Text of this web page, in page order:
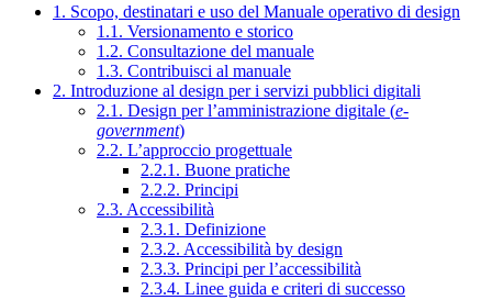
1. Scopo, destinatari e uso del Manuale operativo di design
1.1. Versionamento e storico
1.2. Consultazione del manuale
1.3. Contribuisci al manuale
2. Introduzione al design per i servizi pubblici digitali
2.1. Design per l’amministrazione digitale (e-
government)
2.2. L’approccio progettuale
2.2.1. Buone pratiche
2.2.2. Principi
2.3. Accessibilità
2.3.1. Definizione
2.3.2. Accessibilità by design
2.3.3. Principi per l’accessibilità
2.3.4. Linee guida e criteri di successo